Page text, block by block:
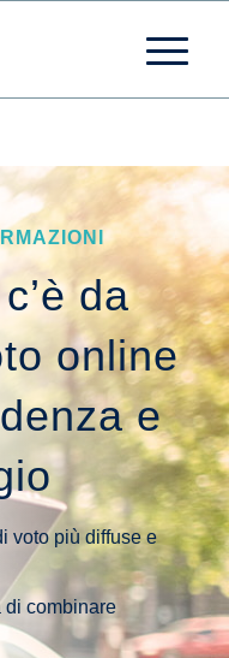
da
online
e
voto più diffuse e
di combinare